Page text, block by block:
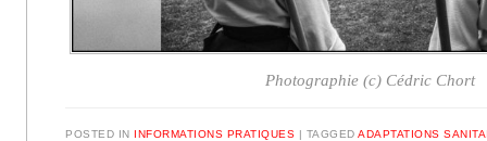
Photographie (c) Cédric Chort
POSTED IN INFORMATIONS PRATIQUES | TAGGEDADAPTATIONS